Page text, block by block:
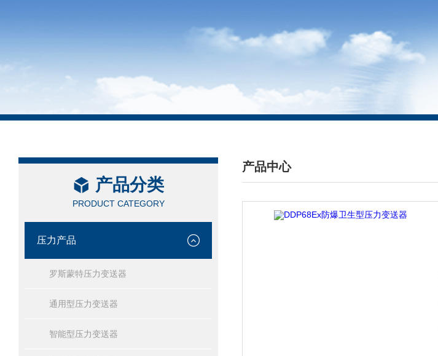
产品分类
PRODUCT CATEGORY
压力产品
罗斯蒙特压力变送器
通用型压力变送器
智能型压力变送器
产品中心
/ PRODUCTS CENTER